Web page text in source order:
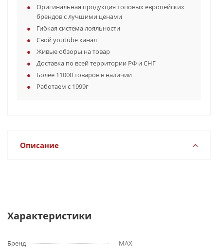
Оригинальная продукция топовых европейских
брендов с лучшими ценами
Гибкая система лояльности
Свой youtube канал
Живые обзоры на товар
Доставка по всей территории РФ и СНГ
Более 11000 товаров в наличии
Работаем с 1999г
Описание
Характеристики
Бренд
MAX